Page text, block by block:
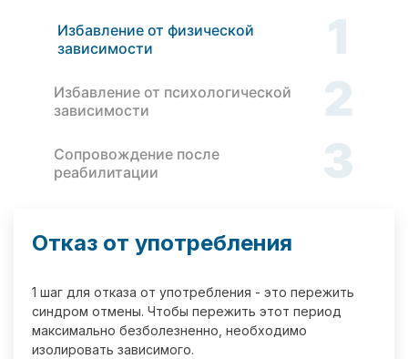
Избавление от физической
зависимости
1
Избавление от психологической
зависимости
2
Сопровождение после
реабилитации
3
Отказ от употребления
1 шаг для отказа от употребления - это пережить
синдром отмены. Чтобы пережить этот период
максимально безболезненно, необходимо
изолировать зависимого.